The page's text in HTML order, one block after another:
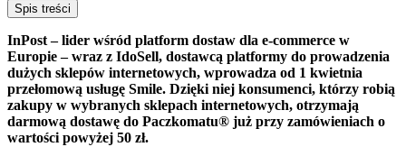
Spis treści
InPost – lider wśród platform dostaw dla e-commerce w
Europie – wraz z IdoSell, dostawcą platformy do prowadzenia
dużych sklepów internetowych, wprowadza od 1 kwietnia
przełomową usługę Smile. Dzięki niej konsumenci, którzy robią
zakupy w wybranych sklepach internetowych, otrzymają
darmową dostawę do Paczkomatu® już przy zamówieniach o
wartości powyżej 50 zł.